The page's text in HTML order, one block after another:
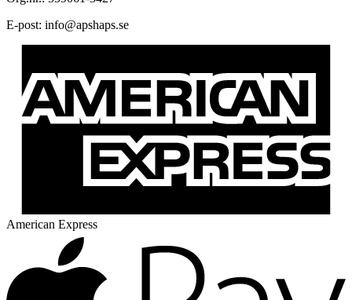
E-post:
es.spahspa
@ofni
American Express